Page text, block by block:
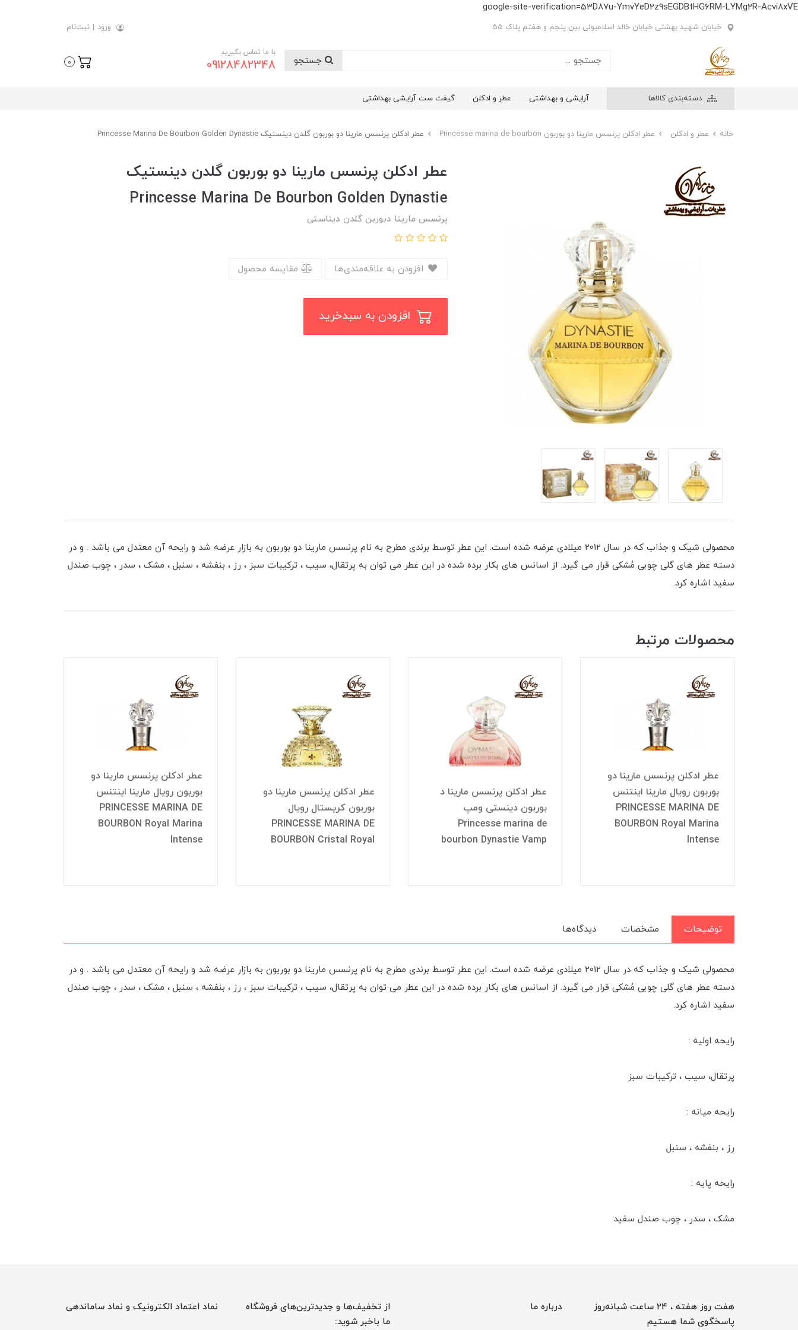
google-site-verification=53D87u-YmvYeD2z9sEGDBtHG6RM-LYMg2R-Acvi8xVE
خیابان شهید بهشتی خیابان خالد اسلامبولی بین پنجم و هفتم پلاک 55 ورود | ثبت‌نام
با ما تماس بگیرید
09128482348
0
دسته‌بندی کالاها آرایشی و بهداشتی عطر و ادکلن گیفت ست آرایشی بهداشتی
خانه عطر و ادکلن عطر ادکلن پرنسس مارینا دو بوربون Princesse marina de bourbon عطر ادکلن پرنسس مارینا دو بوربون گلدن دینستیک Princesse Marina De Bourbon Golden Dynastie
عطر ادکلن پرنسس مارینا دو بوربون گلدن دینستیک
Princesse Marina De Bourbon Golden Dynastie
پرنسس مارینا دبوربن گلدن دیناستی
مقایسه محصول
محصولی شیک و جذاب که در سال 2012 میلادی عرضه شده است. این عطر توسط برندی مطرح به نام پرنسس مارینا دو بوربون به بازار عرضه شد و رایحه آن معتدل می باشد . و در
دسته عطر های گلی چوبی مُشکی قرار می گیرد. از اسانس های بکار برده شده در این عطر می توان به پرتقال، سیب ، ترکیبات سبز ، رز ، بنفشه ، سنبل ، مشک ، سدر ، چوب صندل
سفید اشاره کرد.
محصولات مرتبط
عطر ادکلن پرنسس مارینا دو
بوربون رویال مارینا اینتنس
PRINCESSE MARINA DE
BOURBON Royal Marina
Intense
عطر ادکلن پرنسس مارینا د
بوربون دینستی ومپ
Princesse marina de
bourbon Dynastie Vamp
عطر ادکلن پرنسس مارینا دو
بوربون کریستال رویال
PRINCESSE MARINA DE
BOURBON Cristal Royal
عطر ادکلن پرنسس مارینا دو
بوربون رویال مارینا اینتنس
PRINCESSE MARINA DE
BOURBON Royal Marina
Intense
توضیحات مشخصات دیدگاه‌ها
محصولی شیک و جذاب که در سال 2012 میلادی عرضه شده است. این عطر توسط برندی مطرح به نام پرنسس مارینا دو بوربون به بازار عرضه شد و رایحه آن معتدل می باشد . و در
دسته عطر های گلی چوبی مُشکی قرار می گیرد. از اسانس های بکار برده شده در این عطر می توان به پرتقال، سیب ، ترکیبات سبز ، رز ، بنفشه ، سنبل ، مشک ، سدر ، چوب صندل
سفید اشاره کرد.
رایحه اولیه :
پرتقال، سیب ، ترکیبات سبز
رایحه میانه :
رز ، بنفشه ، سنبل
رایحه پایه :
مشک ، سدر ، چوب صندل سفید
هفت روز هفته ، ۲۴ ساعت شبانه‌روز
پاسخگوی شما هستیم
درباره ما
از تخفیف‌ها و جدیدترین‌های فروشگاه
ما باخبر شوید:
نماد اعتماد الکترونیک و نماد ساماندهی